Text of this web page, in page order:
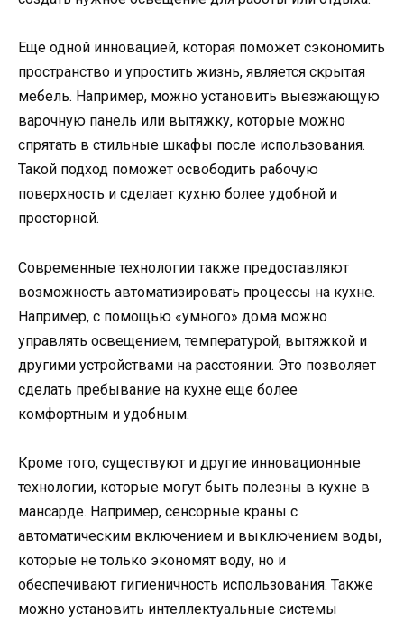
Еще одной инновацией, которая поможет сэкономить
пространство и упростить жизнь, является скрытая
мебель. Например, можно установить выезжающую
варочную панель или вытяжку, которые можно
спрятать в стильные шкафы после использования.
Такой подход поможет освободить рабочую
поверхность и сделает кухню более удобной и
просторной.
Современные технологии также предоставляют
возможность автоматизировать процессы на кухне.
Например, с помощью «умного» дома можно
управлять освещением, температурой, вытяжкой и
другими устройствами на расстоянии. Это позволяет
сделать пребывание на кухне еще более
комфортным и удобным.
Кроме того, существуют и другие инновационные
технологии, которые могут быть полезны в кухне в
мансарде. Например, сенсорные краны с
автоматическим включением и выключением воды,
которые не только экономят воду, но и
обеспечивают гигиеничность использования. Также
можно установить интеллектуальные системы